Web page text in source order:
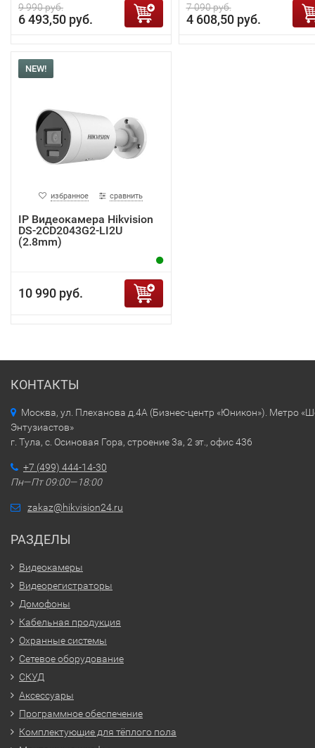
9 990 руб.
6 493,50 руб.
7 090 руб.
4 608,50 руб.
NEW!
избранное сравнить
IP Видеокамера Hikvision
DS-2CD2043G2-LI2U
(2.8mm)
10 990 руб.
КОНТАКТЫ
Москва, ул. Плеханова д.4А (Бизнес-центр «Юникон»). Метро
Энтузиастов»
г. Тула, с. Осиновая Гора, строение 3а, 2 эт., офис 436
+7 (499) 444-14-30
Пн—Пт 09:00—18:00
zakaz@hikvision24.ru
РАЗДЕЛЫ
Видеокамеры
Видеорегистраторы
Домофоны
Кабельная продукция
Охранные системы
Сетевое оборудование
СКУД
Аксессуары
Программное обеспечение
Комплектующие для тёплого пола